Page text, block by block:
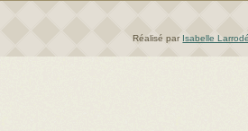
Réalisé par Isabelle